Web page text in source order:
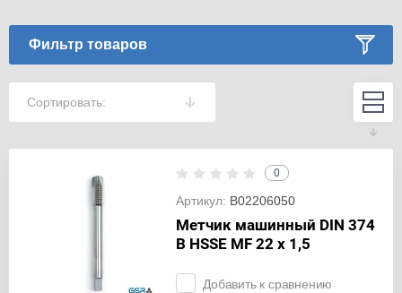
Фильтр товаров
Сортировать:
0
Артикул: B02206050
Метчик машинный DIN 374
B HSSE MF 22 x 1,5
Добавить к сравнению